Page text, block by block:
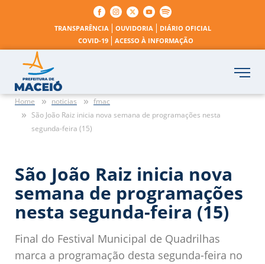
TRANSPARÊNCIA OUVIDORIA
DIÁRIO OFICIAL
COVID-19
ACESSO À INFORMAÇÃO
Home noticias
fmac
São João Raiz inicia nova semana de programações nesta
segunda-feira (15)
São João Raiz inicia nova
semana de programações
nesta segunda-feira (15)
Final do Festival Municipal de Quadrilhas
marca a programação desta segunda-feira no